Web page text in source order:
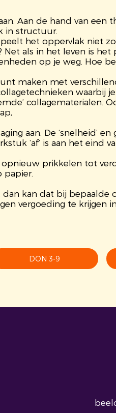
Aan de hand van een
in structuur.
het oppervlak niet
Net als in het leven is
op je weg. Hoe
maken met
waarbij
collagematerialen.
aan. De ‘snelheid’
‘af’ is aan het eind
prikkelen tot
papier.
kan dat bij bepaalde
vergoeding te krijgen
DON 3-9